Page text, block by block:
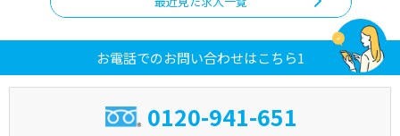
お電話でのお問い合わせはこちら1
0120-941-651